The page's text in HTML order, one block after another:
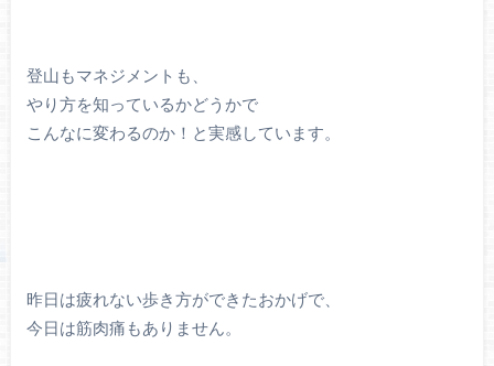
登山もマネジメントも、
やり方を知っているかどうかで
こんなに変わるのか！と実感しています。
昨日は疲れない歩き方ができたおかげで、
今日は筋肉痛もありません。